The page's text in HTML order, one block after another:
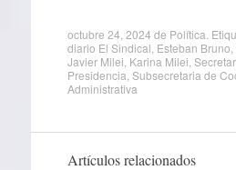
octubre 24, 2024 de Política .
diario El Sindical Esteban Bruno
Javier Milei Karina Milei
Presidencia Subsecretaria de
Administrativa
Artículos relacionados